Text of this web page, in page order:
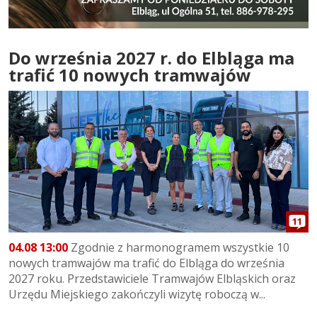
Do września 2027 r. do Elbląga ma
trafić 10 nowych tramwajów
11
04.08 13:00 Zgodnie z harmonogramem wszystkie 10
nowych tramwajów ma trafić do Elbląga do września
2027 roku. Przedstawiciele Tramwajów Elbląskich oraz
Urzędu Miejskiego zakończyli wizytę roboczą w...